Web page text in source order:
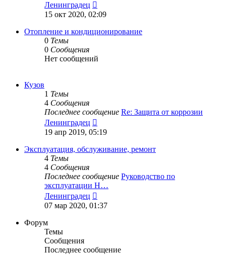
Ленинградец
к
сообщению
15 окт 2020, 02:09
Отопление и кондиционирование
0 Темы
0 Сообщения
Нет сообщений
Кузов
1 Темы
4 Сообщения
Последнее сообщение Re: Защита от коррозии
Ленинградец
к
сообщению
19 апр 2019, 05:19
Эксплуатация, обслуживание, ремонт
4 Темы
4 Сообщения
Последнее сообщение Руководство по
эксплуатации H…
Ленинградец
к
07 мар 2020, 01:37
Форум
Темы
Сообщения
Последнее сообщение